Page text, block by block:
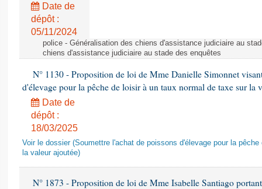
Date de
dépôt :
05/11/2024
police - Généralisation des chiens d'assistance judiciaire au
chiens d'assistance judiciaire au stade des enquêtes
N° 1130 - Proposition de loi de Mme Danielle Simonnet
d'élevage pour la pêche de loisir à un taux normal de taxe sur la
Date de
dépôt :
18/03/2025
Voir le dossier (Soumettre l'achat de poissons d'élevage pour la
la valeur ajoutée)
N° 1873 - Proposition de loi de Mme Isabelle Santiago